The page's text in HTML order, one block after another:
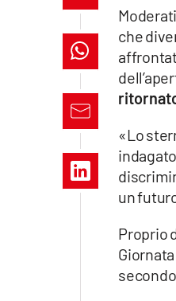
lacapitalenews.it
Vai
che
«Lo
un
Proprio